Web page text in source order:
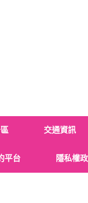
交通資訊
平台 隱私權